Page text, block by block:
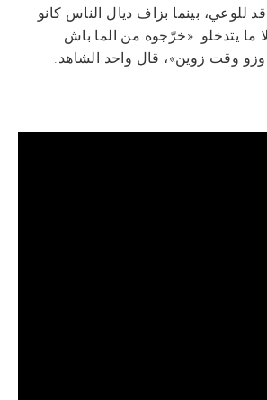
للوعي، بينما بزاف ديال الناس كانو
ما يتدخلو. «خرّجوه من الما باش
وقت زوين»، قال واحد الشاهد.